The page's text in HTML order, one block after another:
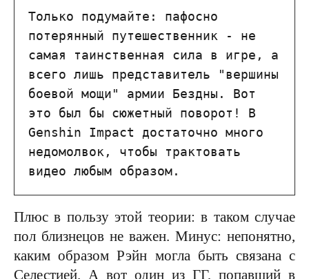
Только подумайте: пафосно
потерянный путешественник - не
самая таинственная сила в игре, а
всего лишь представитель "вершины
боевой мощи" армии Бездны. Вот
это был бы сюжетный поворот! В
Genshin Impact достаточно много
недомолвок, чтобы трактовать
видео любым образом.
Плюс в пользу этой теории: в таком случае
пол близнецов не важен. Минус: непонятно,
каким образом Рэйн могла быть связана с
Селестией. А вот один из ГГ, попавший в